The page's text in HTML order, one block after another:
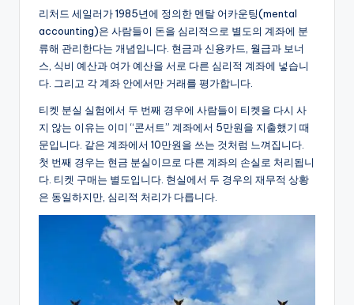
리처드 세일러가 1985년에 정의한 멘탈 어카운팅(mental
accounting)은 사람들이 돈을 심리적으로 별도의 계좌에 분
류해 관리한다는 개념입니다. 현금과 신용카드, 월급과 보너
스, 식비 예산과 여가 예산을 서로 다른 심리적 계좌에 넣습니
다. 그리고 각 계좌 안에서만 거래를 평가합니다.
티켓 분실 실험에서 두 번째 경우에 사람들이 티켓을 다시 사
지 않는 이유는 이미 “콘서트” 계좌에서 5만원을 지출했기 때
문입니다. 같은 계좌에서 10만원을 쓰는 것처럼 느껴집니다.
첫 번째 경우는 현금 분실이므로 다른 계좌의 손실로 처리됩니
다. 티켓 구매는 별도입니다. 현실에서 두 경우의 재무적 상황
은 동일하지만, 심리적 처리가 다릅니다.